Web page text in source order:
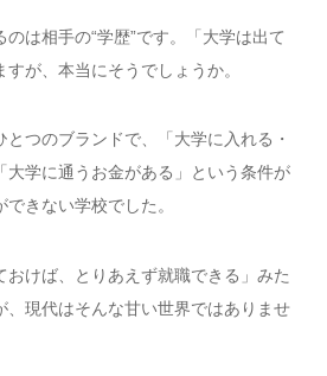
は相手の“学歴”です。「大学は出て
が、本当にそうでしょうか。
つのブランドで、「大学に入れる・
大学に通うお金がある」という条件が
きない学校でした。
おけば、とりあえず就職できる」みた
、現代はそんな甘い世界ではありませ